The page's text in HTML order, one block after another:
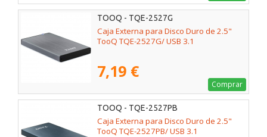
TOOQ - TQE-2527G
Caja Externa para Disco Duro de 2.5"
TooQ TQE-2527G/ USB 3.1
7,19 €
Comprar
TOOQ - TQE-2527PB
Caja Externa para Disco Duro de 2.5"
TooQ TQE-2527PB/ USB 3.1